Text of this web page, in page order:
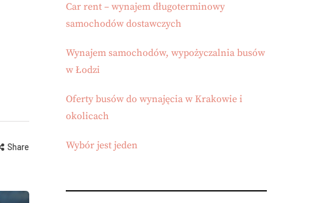
Share
Car rent – wynajem długoterminowy
samochodów dostawczych
Wynajem samochodów, wypożyczalnia busów
w Łodzi
Oferty busów do wynajęcia w Krakowie i
okolicach
Wybór jest jeden